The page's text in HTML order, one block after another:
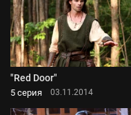
"Red Door"
5 серия 03.11.2014